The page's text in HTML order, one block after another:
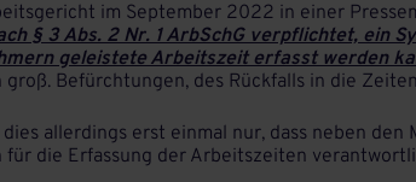
im September 2022 in einer
§ 3 Abs. 2 Nr. 1 ArbSchG verpflichtet, ein
geleistete Arbeitszeit erfasst werden
Befürchtungen, des Rückfalls in die
allerdings erst einmal nur, dass neben den
die Erfassung der Arbeitszeiten